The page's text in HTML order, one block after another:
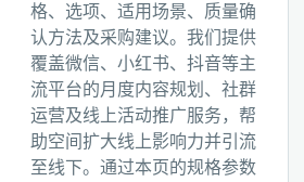
格、选项、适用场景、质量确
认方法及采购建议。我们提供
覆盖微信、小红书、抖音等主
流平台的月度内容规划、社群
运营及线上活动推广服务，帮
助空间扩大线上影响力并引流
至线下。通过本页的规格参数